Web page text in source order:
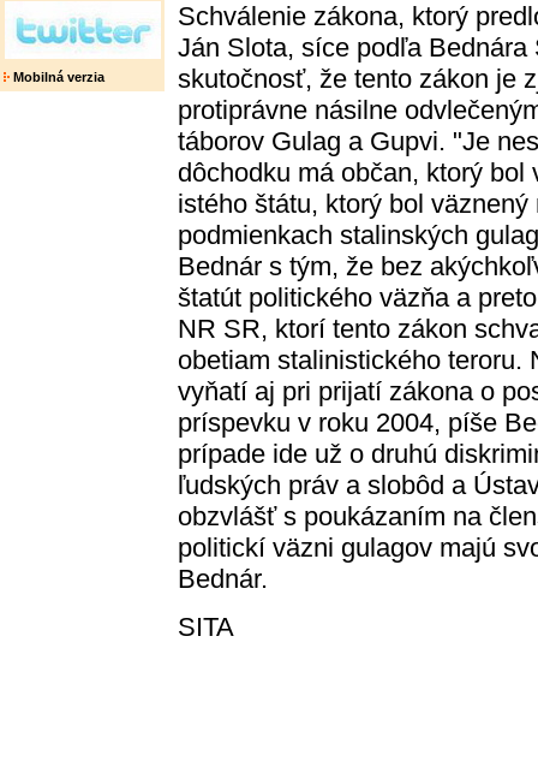
Mobilná verzia
Schválenie zákona, ktorý
Ján Slota, síce podľa
skutočnosť, že tento zákon je
protiprávne násilne
táborov Gulag a Gupvi. "Je
dôchodku má občan, ktorý
istého štátu, ktorý bol
podmienkach stalinských
Bednár s tým, že bez
štatút politického väzňa a
NR SR, ktorí tento zákon
obetiam stalinistického teroru.
vyňatí aj pri prijatí zákona o
príspevku v roku 2004, píše
prípade ide už o druhú
ľudských práv a slobôd a
obzvlášť s poukázaním na
politickí väzni gulagov majú
Bednár.
SITA